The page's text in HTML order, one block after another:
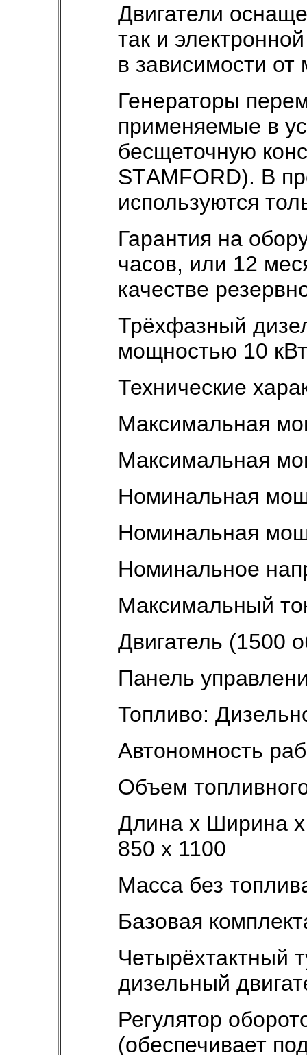
Двигатели
так и
в зависимости
Генераторы
применяемые в
бесщеточную
SТAMFORD). В
используются
Гарантия на
часов, или 12
качестве
Трёхфазный
мощностью 10
Технические
Максимальная
Максимальная
Номинальная
Номинальная
Номинальное
Максимальный
Двигатель (1500
Панель
Топливо:
Автономность
Объем
Длина х Ширина
850 х 1100
Масса без
Базовая
Четырёхтактный
дизельный
Регулятор
(обеспечивает